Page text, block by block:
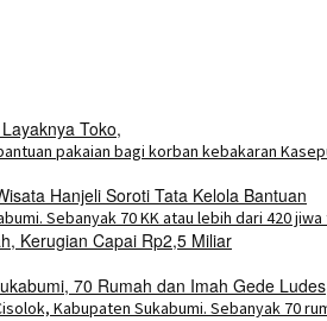
Toko,
Hanjeli Soroti Tata Kelola Bantuan
Kerugian Capai Rp2,5 Miliar
70 Rumah dan Imah Gede Ludes